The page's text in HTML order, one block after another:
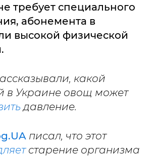
требует специального
абонемента в
высокой физической
какой
в Украине овощ может
давление.
писал, что этот
старение организма